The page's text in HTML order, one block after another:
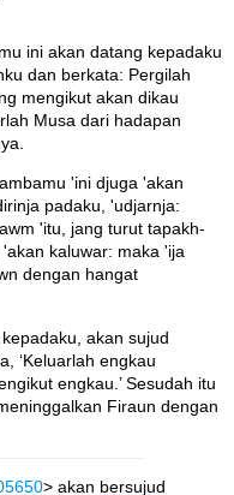
ini akan datang kepadaku
dan berkata: Pergilah
mengikut akan dikau
Musa dari hadapan
'ini djuga 'akan
padaku, 'udjarnja:
'itu, jang turut tapakh-
kaluwar: maka 'ija
dengan hangat
akan sujud
‘Keluarlah engkau
engkau.’ Sesudah itu
Firaun dengan
> akan bersujud